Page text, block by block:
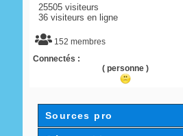
25505 visiteurs
36 visiteurs en ligne
152 membres
Connectés :
( personne )
Sources pro